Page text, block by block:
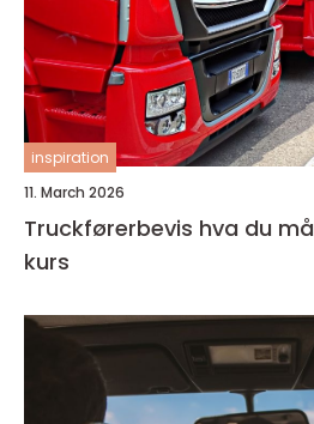
inspiration
11. March 2026
Truckførerbevis hva du må vite før du tar
kurs